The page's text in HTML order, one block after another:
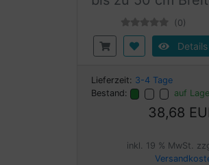
(0)
Details
Lieferzeit: 3-4 Tage
Bestand:
auf
38,68
inkl. 19 % MwSt.